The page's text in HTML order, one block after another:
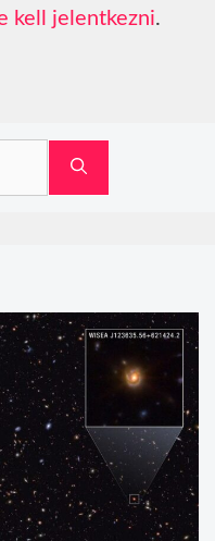
kell jelentkezni.